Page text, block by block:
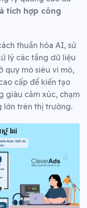
tích hợp công
thuần hóa AI, sử
lý các tầng dữ liệu
quy mô siêu vi mô,
cấp để kiến tạo
giàu cảm xúc, chạm
lớn trên thị trường.